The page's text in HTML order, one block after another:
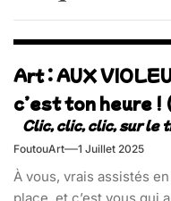
Art : AUX
c’est ton heure
FoutouArt 1 Juillet 2025
À vous, vrais assistés